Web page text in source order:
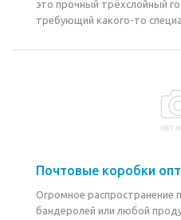
это прочный трёхслойный
требующий какого-то
Почтовые коробки
Огромное распространение
бандеролей или любой